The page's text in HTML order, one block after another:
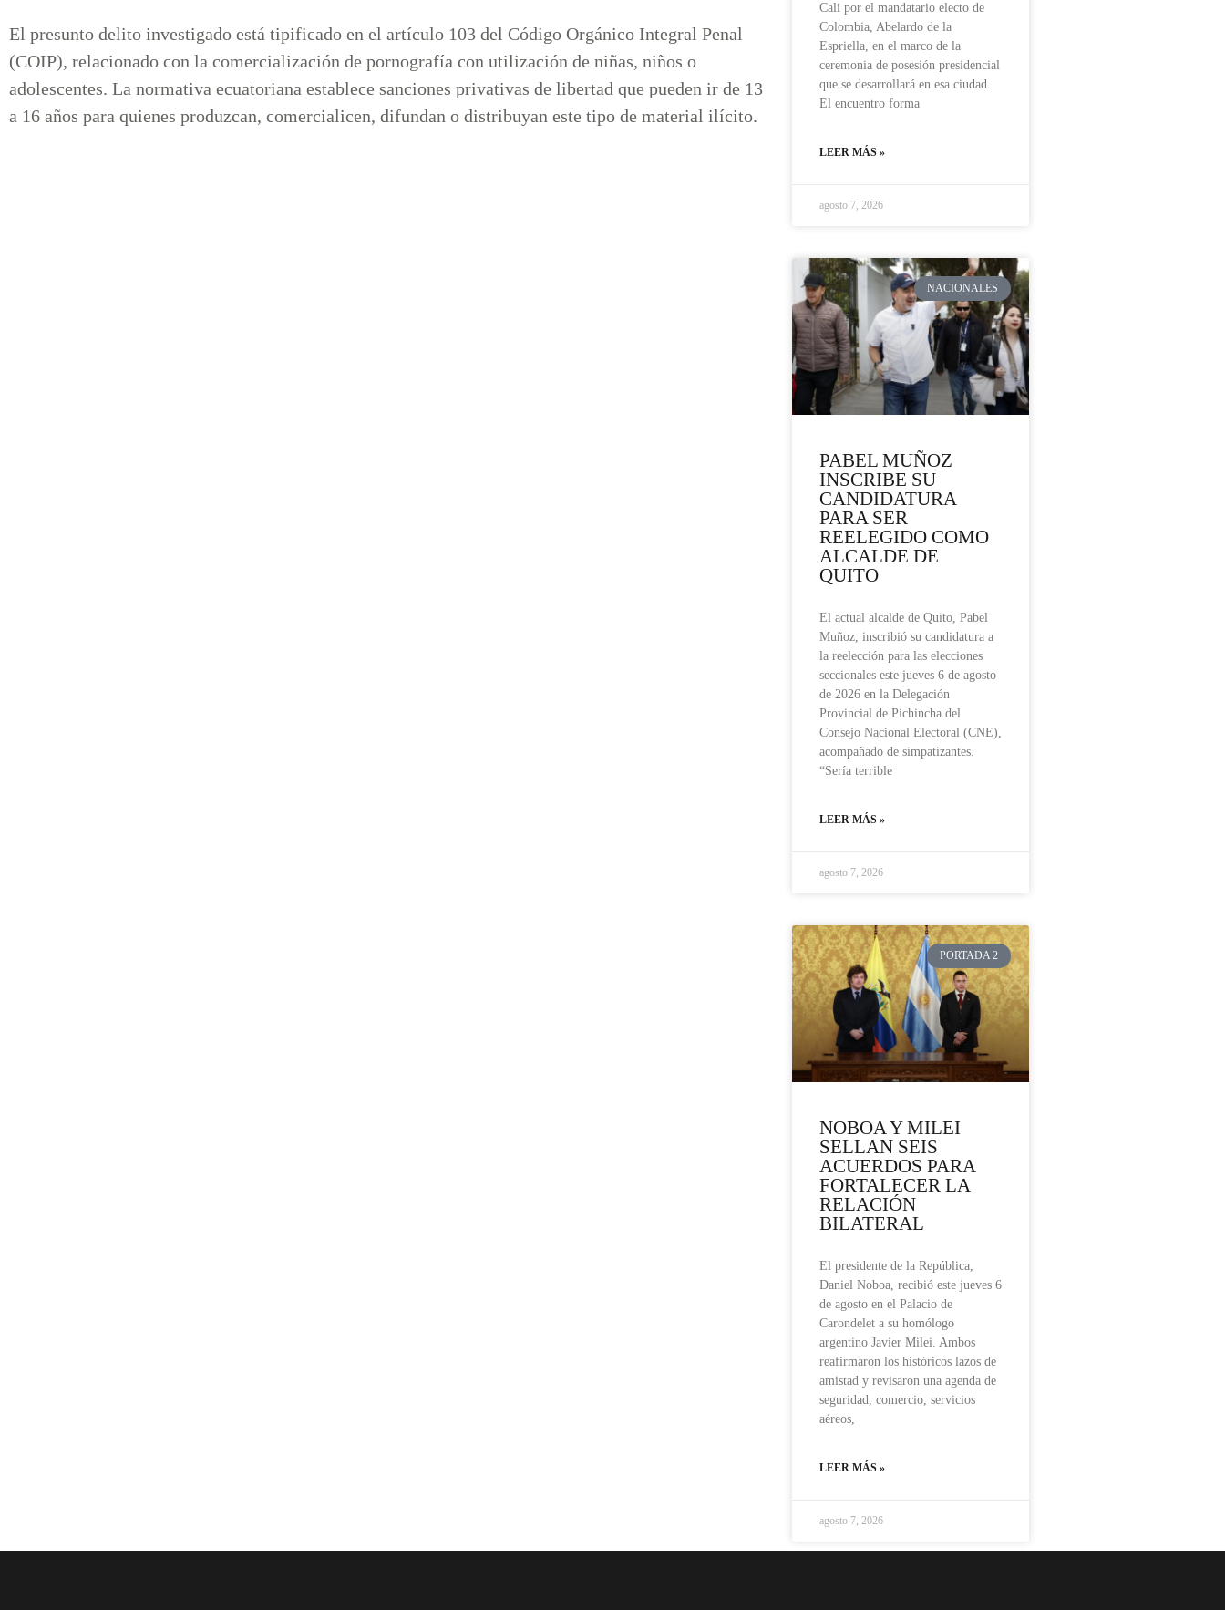
El presunto delito investigado está tipificado en el artículo 103 del Código Orgánico Integral Penal
(COIP), relacionado con la comercialización de pornografía con utilización de niñas, niños o
adolescentes. La normativa ecuatoriana establece sanciones privativas de libertad que pueden ir de 13
a 16 años para quienes produzcan, comercialicen, difundan o distribuyan este tipo de material ilícito.
Cali por el mandatario electo de
Colombia, Abelardo de la
Espriella, en el marco de la
ceremonia de posesión presidencial
que se desarrollará en esa ciudad.
El encuentro forma
LEER MÁS »
agosto 7, 2026
NACIONALES
PABEL MUÑOZ
INSCRIBE SU
CANDIDATURA
PARA SER
REELEGIDO COMO
ALCALDE DE
QUITO
El actual alcalde de Quito, Pabel
Muñoz, inscribió su candidatura a
la reelección para las elecciones
seccionales este jueves 6 de agosto
de 2026 en la Delegación
Provincial de Pichincha del
Consejo Nacional Electoral (CNE),
acompañado de simpatizantes.
“Sería terrible
LEER MÁS »
agosto 7, 2026
PORTADA 2
NOBOA Y MILEI
SELLAN SEIS
ACUERDOS PARA
FORTALECER LA
RELACIÓN
BILATERAL
El presidente de la República,
Daniel Noboa, recibió este jueves 6
de agosto en el Palacio de
Carondelet a su homólogo
argentino Javier Milei. Ambos
reafirmaron los históricos lazos de
amistad y revisaron una agenda de
seguridad, comercio, servicios
aéreos,
LEER MÁS »
agosto 7, 2026